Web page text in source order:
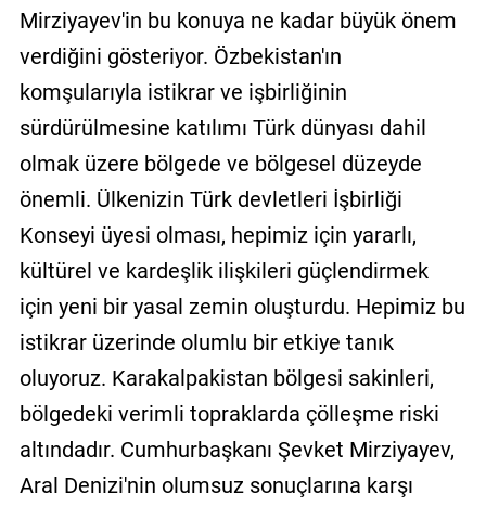
Mirziyayev'in bu konuya ne kadar büyük önem
verdiğini gösteriyor. Özbekistan'ın
komşularıyla istikrar ve işbirliğinin
sürdürülmesine katılımı Türk dünyası dahil
olmak üzere bölgede ve bölgesel düzeyde
önemli. Ülkenizin Türk devletleri İşbirliği
Konseyi üyesi olması, hepimiz için yararlı,
kültürel ve kardeşlik ilişkileri güçlendirmek
için yeni bir yasal zemin oluşturdu. Hepimiz bu
istikrar üzerinde olumlu bir etkiye tanık
oluyoruz. Karakalpakistan bölgesi sakinleri,
bölgedeki verimli topraklarda çölleşme riski
altındadır. Cumhurbaşkanı Şevket Mirziyayev,
Aral Denizi'nin olumsuz sonuçlarına karşı